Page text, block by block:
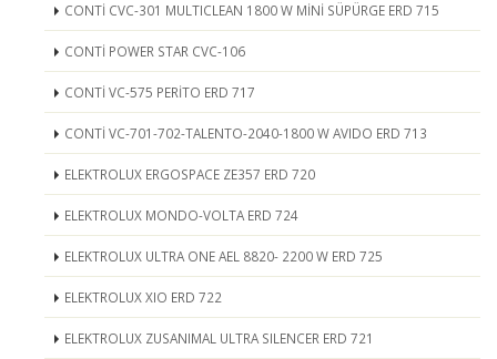
CONTİ CVC-301 MULTICLEAN 1800 W MİNİ SÜPÜRGE ERD 715
CONTİ POWER STAR CVC-106
CONTİ VC-575 PERİTO ERD 717
CONTİ VC-701-702-TALENTO-2040-1800 W AVIDO ERD 713
ELEKTROLUX ERGOSPACE ZE357 ERD 720
ELEKTROLUX MONDO-VOLTA ERD 724
ELEKTROLUX ULTRA ONE AEL 8820- 2200 W ERD 725
ELEKTROLUX XIO ERD 722
ELEKTROLUX ZUSANIMAL ULTRA SILENCER ERD 721